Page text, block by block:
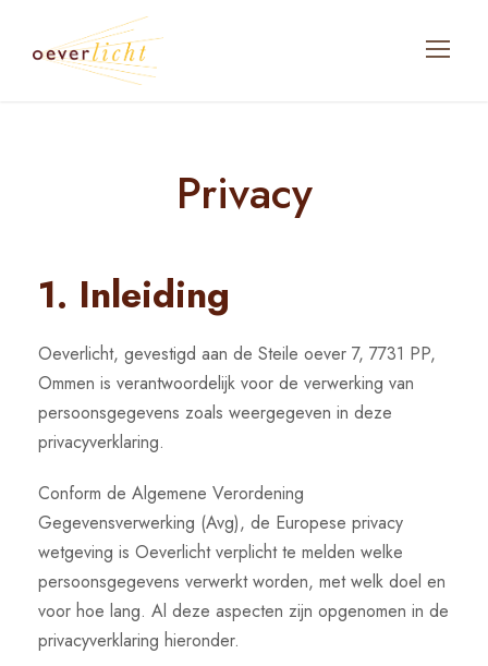
Privacy
1. Inleiding
Oeverlicht, gevestigd aan de Steile oever 7, 7731 PP,
Ommen is verantwoordelijk voor de verwerking van
persoonsgegevens zoals weergegeven in deze
privacyverklaring.
Conform de Algemene Verordening
Gegevensverwerking (Avg), de Europese privacy
wetgeving is Oeverlicht verplicht te melden welke
persoonsgegevens verwerkt worden, met welk doel en
voor hoe lang. Al deze aspecten zijn opgenomen in de
privacyverklaring hieronder.